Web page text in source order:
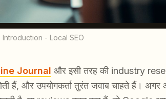
Introduction - Local SEO
Journal और इसी तरह की industry
हैं, और उपयोगकर्ता तुरंत जवाब चाहते हैं।